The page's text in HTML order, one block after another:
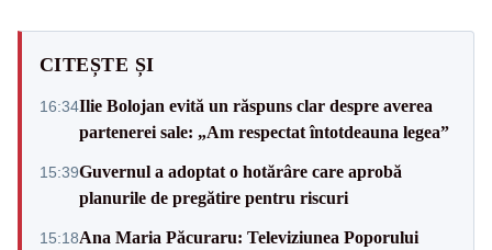
CITEȘTE ȘI
16:34Ilie Bolojan evită un răspuns clar despre averea
partenerei sale: „Am respectat întotdeauna legea”
15:39Guvernul a adoptat o hotărâre care aprobă
planurile de pregătire pentru riscuri
15:18Ana Maria Păcuraru: Televiziunea Poporului